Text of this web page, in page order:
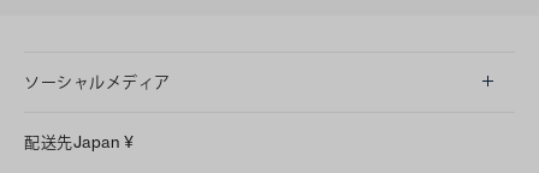
ソーシャルメディア
配送先Japan ¥